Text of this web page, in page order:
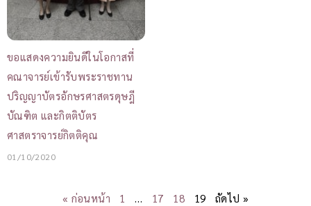
ขอแสดงความยินดีในโอกาสที่
คณาจารย์เข้ารับพระราชทาน
ปริญญาบัตรอักษรศาสตรดุษฎี
บัณฑิต และกิตติบัตร
ศาสตราจารย์กิตติคุณ
01/10/2020
« ก่อนหน้า 1 … 17 18 19 ถัดไป »